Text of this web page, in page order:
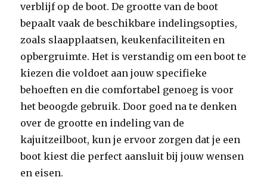
verblijf op de boot. De grootte van de boot
bepaalt vaak de beschikbare indelingsopties,
zoals slaapplaatsen, keukenfaciliteiten en
opbergruimte. Het is verstandig om een boot te
kiezen die voldoet aan jouw specifieke
behoeften en die comfortabel genoeg is voor
het beoogde gebruik. Door goed na te denken
over de grootte en indeling van de
kajuitzeilboot, kun je ervoor zorgen dat je een
boot kiest die perfect aansluit bij jouw wensen
en eisen.